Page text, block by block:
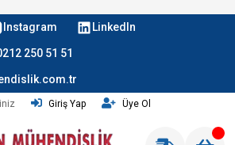
Instagram LinkedIn
250 51 51
Giriş Yap Üye Ol